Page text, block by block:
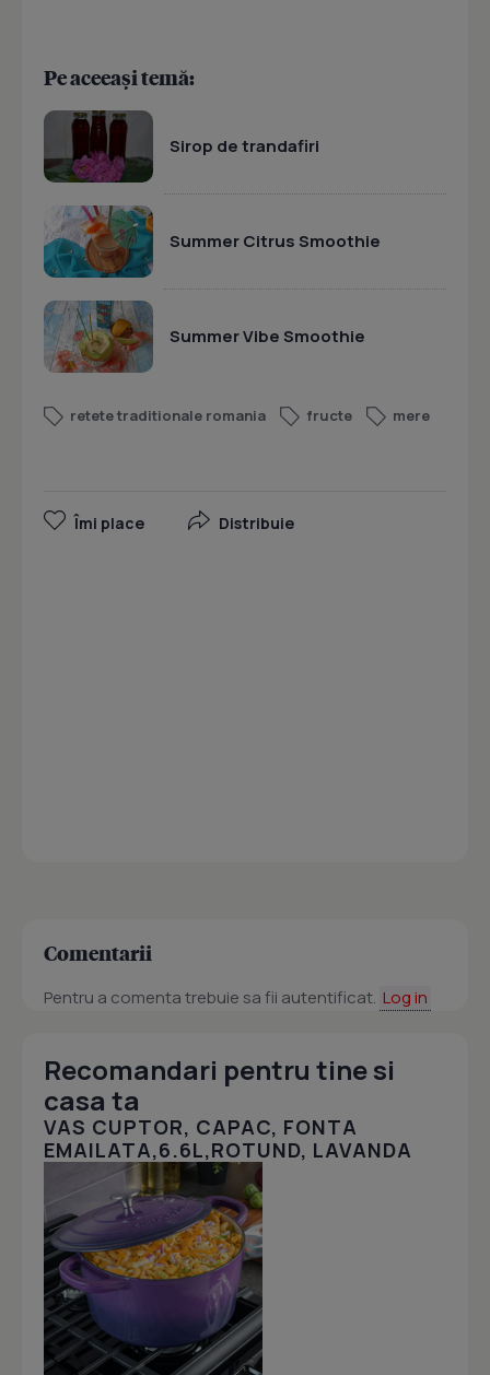
Pe aceeași temă:
Sirop de trandafiri
Summer Citrus Smoothie
Summer Vibe Smoothie
retete traditionale romania fructe mere
Îmi place Distribuie
Comentarii
Pentru a comenta trebuie sa fii autentificat. Log in
Recomandari pentru tine si
casa ta
VAS CUPTOR, CAPAC, FONTA
EMAILATA,6.6L,ROTUND, LAVANDA